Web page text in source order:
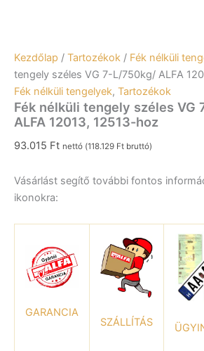
Kezdőlap / Tartozékok / Fék nélküli
tengely széles VG 7-L/750kg/ ALFA
Fék nélküli tengelyek, Tartozékok
Fék nélküli tengely széles VG
ALFA 12013, 12513-hoz
93.015 Ft nettó (118.129 Ft bruttó)
Vásárlást segítő további fontos
ikonokra:
GARANCIA
SZÁLLÍTÁS